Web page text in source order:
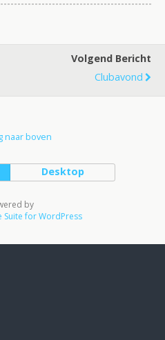
Volgend Bericht
Clubavond
naar boven
Desktop
by
Suite for WordPress